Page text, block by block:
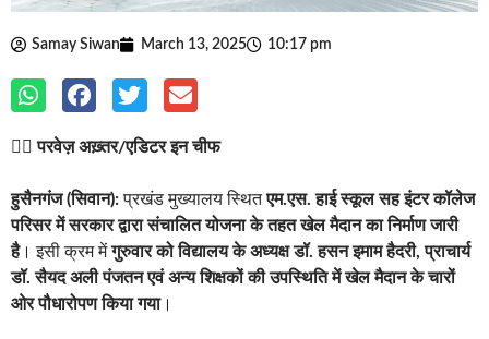
Samay Siwan March 13, 2025 10:17 pm
✍🏽परवेज़ अख़्तर/एडिटर इन चीफ
हुसैनगंज (सिवान):प्रखंड मुख्यालय स्थितएम.एस. हाई स्कूल सह इंटर कॉलेज
परिसर में सरकार द्वारा संचालित योजना के तहत खेल मैदान का निर्माण जारी
है। इसी क्रम मेंगुरुवार को विद्यालय के अध्यक्ष डॉ. हसन इमाम हैदरी, प्राचार्य
डॉ. सैयद अली पंजतन एवं अन्य शिक्षकों की उपस्थिति में खेल मैदान के चारों
ओर पौधारोपण किया गया।